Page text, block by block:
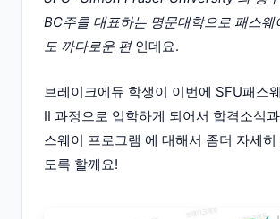
BC주를 대표하는 명문대학으로 패스웨
도 까다로운 편인데요.
브레이크에듀 학생이 이번에 SFU패스
II 과정으로 입학하게 되어서 합격소식
스웨이 프로그램 에 대해서 좀더 자세히
도록 할께요!